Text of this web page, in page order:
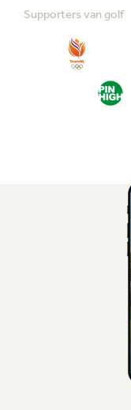
Supporters van golf